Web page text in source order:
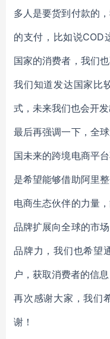
多人是要货到付款的
的支付，比如说COD
国家的消费者，我们
我们知道发达国家比
式，未来我们也会开
最后再强调一下，全
国未来的跨境电商平
是希望能够借助阿里
电商生态伙伴的力量
品牌扩展向全球的市
品牌力，我们也希望
户，获取消费者的信
再次感谢大家，我们
谢！